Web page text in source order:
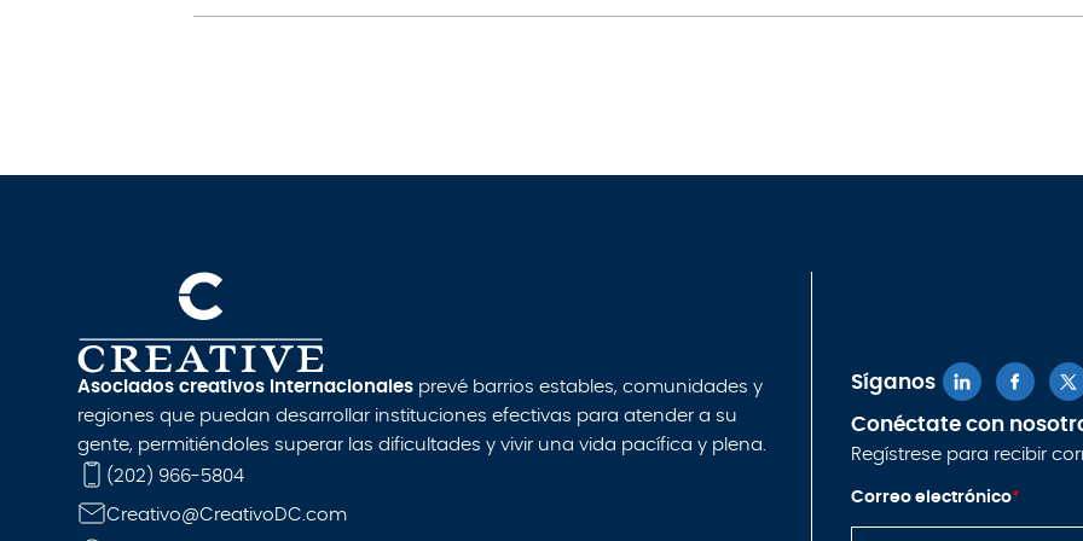
Asociados creativos internacionales prevé barrios estables, comunidades y
regiones que puedan desarrollar instituciones efectivas para atender a su
gente, permitiéndoles superar las dificultades y vivir una vida pacífica y plena.
(202) 966-5804
Creativo@CreativoDC.com
Síganos
Conéctate con
Regístrese para recibir
o
Correo electrónico*